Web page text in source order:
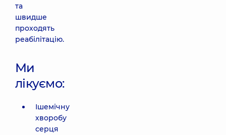
та
швидше
проходять
реабілітацію.
Ми
лікуємо:
Ішемічну
хворобу
серця